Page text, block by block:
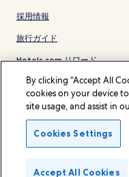
採用情報
旅行ガイド
Hotels.com リワード
* 一部のホテルは、チェック
とを条件としています。詳
© 2026 Hotels.com, L.P., an
Hotels.com および
録商標です。
By clicking “Accept All
cookies on your device
site usage, and assist in
Cookies Settings
Accept All Cookies